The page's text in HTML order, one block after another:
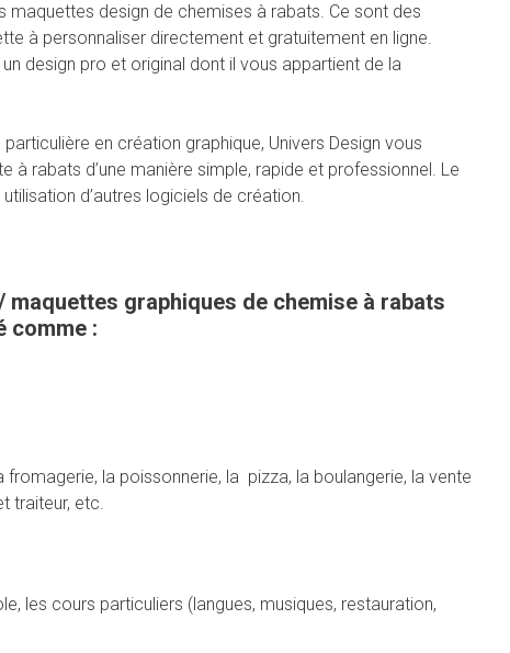
design de chemises à rabats. Ce sont des
à personnaliser directement et gratuitement en ligne.
design pro et original dont il vous appartient de la
en création graphique, Univers Design vous
rabats d’une manière simple, rapide et professionnel. Le
d’autres logiciels de création.
graphiques de chemise à rabats
comme :
fromagerie, la poissonnerie, la pizza, la boulangerie, la vente
traiteur, etc.
les cours particuliers (langues, musiques, restauration,